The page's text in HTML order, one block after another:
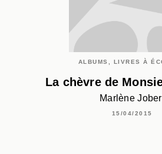
ALBUMS, LIVRES À
La chèvre de
Marlène
15/04/2015